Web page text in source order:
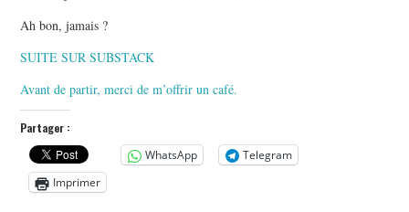
Ah bon, jamais ?
SUITE SUR SUBSTACK
Avant de partir, merci de m’offrir un café.
Partager :
WhatsApp
Telegram
Imprimer